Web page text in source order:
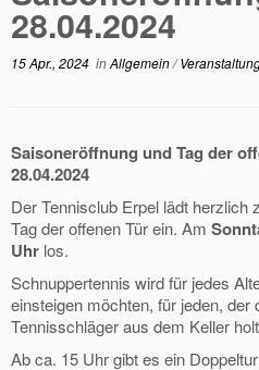
28.04.2024
15 Apr., 2024 inAllgemein/
Saisoneröffnung und Tag der
28.04.2024
Der Tennisclub Erpel lädt herzlich
Tag der offenen Tür ein. Am
Uhr los.
Schnuppertennis wird für jedes
einsteigen möchten, für jeden, der
Tennisschläger aus dem Keller
Ab ca. 15 Uhr gibt es ein